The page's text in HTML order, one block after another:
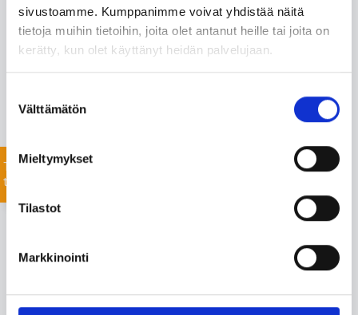
sivustoamme. Kumppanimme voivat yhdistää näitä
tietoja muihin tietoihin, joita olet antanut heille tai joita on
kerätty, kun olet käyttänyt heidän palvelujaan.
valinta
Välttämätön
Mieltymykset
Tilastot
Markkinointi
Monipuolisesta valikoimastamme löydämme varmasti
projektiisi sopivat tuotteet nopealla toimitusajalla. Myös
listaamattomien tuotteiden toimitus onnistuu mittavan
toimitusverkostomme ansiosta.
Jätä yhteydenottopyyntö helposti tässä, niin
Tiedustele
tuotteista